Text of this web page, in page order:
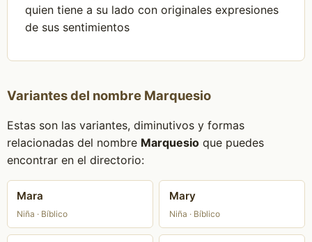
quien tiene a su lado con originales expresiones
de sus sentimientos
Variantes del nombre Marquesio
Estas son las variantes, diminutivos y formas
relacionadas del nombre Marquesioque puedes
encontrar en el directorio:
Mara
Niña · Bíblico
Mary
Niña · Bíblico